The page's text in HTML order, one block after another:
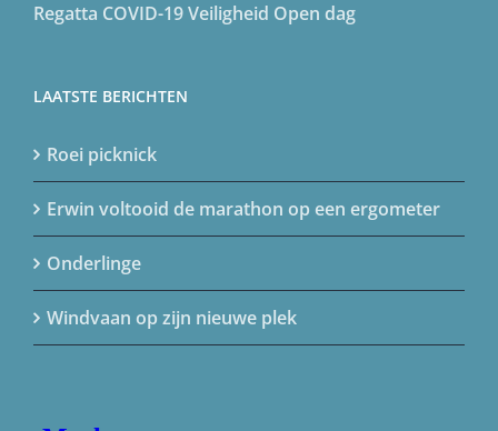
Regatta COVID-19Veiligheid Open dag
LAATSTE BERICHTEN
Roei picknick
Erwin voltooid de marathon op een ergometer
Onderlinge
Windvaan op zijn nieuwe plek